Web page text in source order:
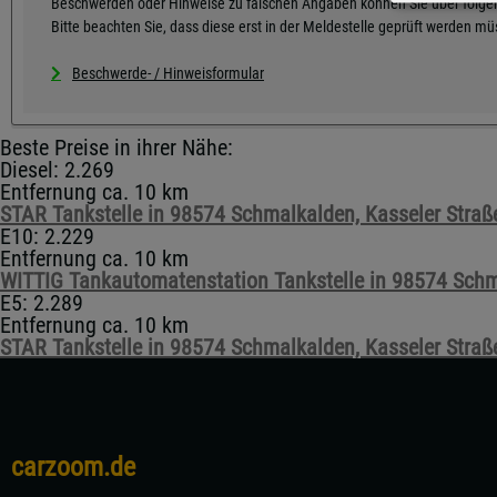
Bitte beachten Sie, dass diese erst in der Meldestelle geprüft werden
Beschwerde- / Hinweisformular
Beste Preise in ihrer Nähe:
Diesel: 2.269
Entfernung ca. 10 km
STAR Tankstelle in 98574 Schmalkalden, Kasseler
E10: 2.229
Entfernung ca. 10 km
WITTIG Tankautomatenstation Tankstelle in 98574
E5: 2.289
Entfernung ca. 10 km
STAR Tankstelle in 98574 Schmalkalden, Kasseler
carzoom.de